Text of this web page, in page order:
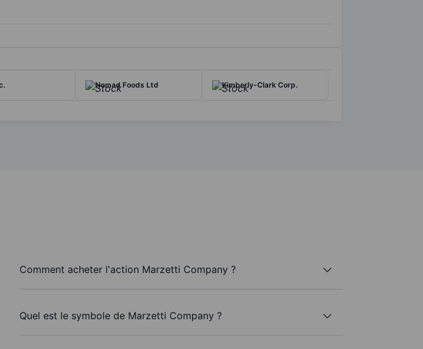
Nomad Foods Ltd Kimberly-Clark Corp.
Comment acheter l'action Marzetti Company ?
Quel est le symbole de Marzetti Company ?